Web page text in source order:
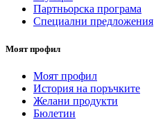
Партньорска програма
Специални предложения
Моят профил
Моят профил
История на поръчките
Желани продукти
Бюлетин